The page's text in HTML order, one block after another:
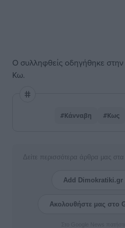
Ο συλληφθείς οδηγήθηκε
Κω.
#Κάνναβη #Κως
Δείτε περισσότερα άρθρα μας
Add
Ακολουθήστε μας στο